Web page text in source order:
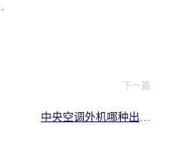
下一篇
中央空调外机哪种出风